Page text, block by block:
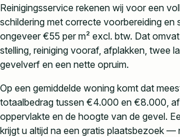
Reinigingsservice rekenen wij voor een
schildering met correcte voorbereiding en
ongeveer €55 per m² excl. btw. Dat
stelling, reiniging vooraf, afplakken, twee
gevelverf en een nette opruim.
Op een gemiddelde woning komt dat
totaalbedrag tussen €4.000 en €8.000,
oppervlakte en de hoogte van de gevel.
krijgt u altijd na een gratis plaatsbezoek —